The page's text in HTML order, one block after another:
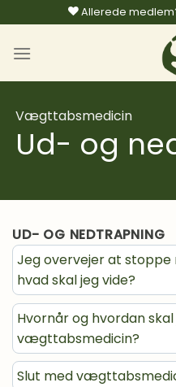
til
indhold
Allerede
Vægttabsmedicin
Ud- og
UD- OG NEDTRAPNING
Jeg overvejer at
hvad skal jeg vide?
Hvornår og hvordan
vægttabsmedicin?
Slut med